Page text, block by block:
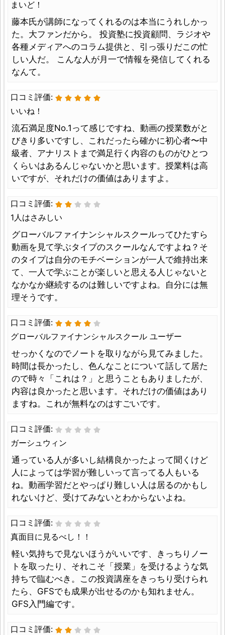
まいど！
藤本氏が講師になってくれるのは本当にうれしかっ
た。大ファンだから。 投資塾に投資顧問、ラジオや
各種メディアへのコラム提供と、引っ張りだこの忙
しい人だ。 こんな人が月一で情報を発信してくれる
なんて。
口コミ評価:
いいね！
流石満足度No.1って感じですね、動画の授業数がと
びきり多いですし、これだったら確かに初心者〜中
級者、アナリストまで満足行く内容のものがひとつ
くらいはあるんじゃないかと思います。授業料は高
いですが、それだけの価値はありますよ。
口コミ評価:
1人はさみしい
グローバルファイナンシャルスクールってひたすら
動画を見て学ぶタイプのスクールなんですよね？そ
のタイプは自分のモチベーションが一人で維持出来
て、一人で学ぶことが楽しいと思える人じゃないと
なかなか継続するのは難しいですよね。自分には無
理そうです。
口コミ評価:
グローバルファイナンシャルスクール ユーザー
せっかくなのでノートを取りながら見てみました。
時間は長かったし、色んなことについて話して居た
ので時々「これは？」と思うこともありましたが、
内容は良かったと思います。それだけの価値はあり
ますね。これが無料なのはすごいです。
口コミ評価:
ガーシュウィン
通っている人が多いし結構良かったよって聞くけど
人によっては学習が難しいって言ってる人もいる
ね。動画学習だとやっぱり難しい人は居るのかもし
れないけど、受けてみないとわからないよね。
口コミ評価:
真面目に見るべし！！
軽い気持ちで見ないほうがいいです、きっちりノー
トを取ったり、それこそ「授業」を受けるような気
持ちで臨むべき。この投資講座をきっちり受けられ
たら、GFSでも成果が出せるのかも知れません。
GFS入門編です。
口コミ評価: